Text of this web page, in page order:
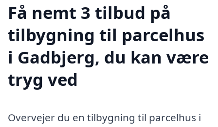
Få nemt 3 tilbud på
tilbygning til parcelhus
i Gadbjerg, du kan være
tryg ved
Overvejer du en tilbygning til parcelhus i